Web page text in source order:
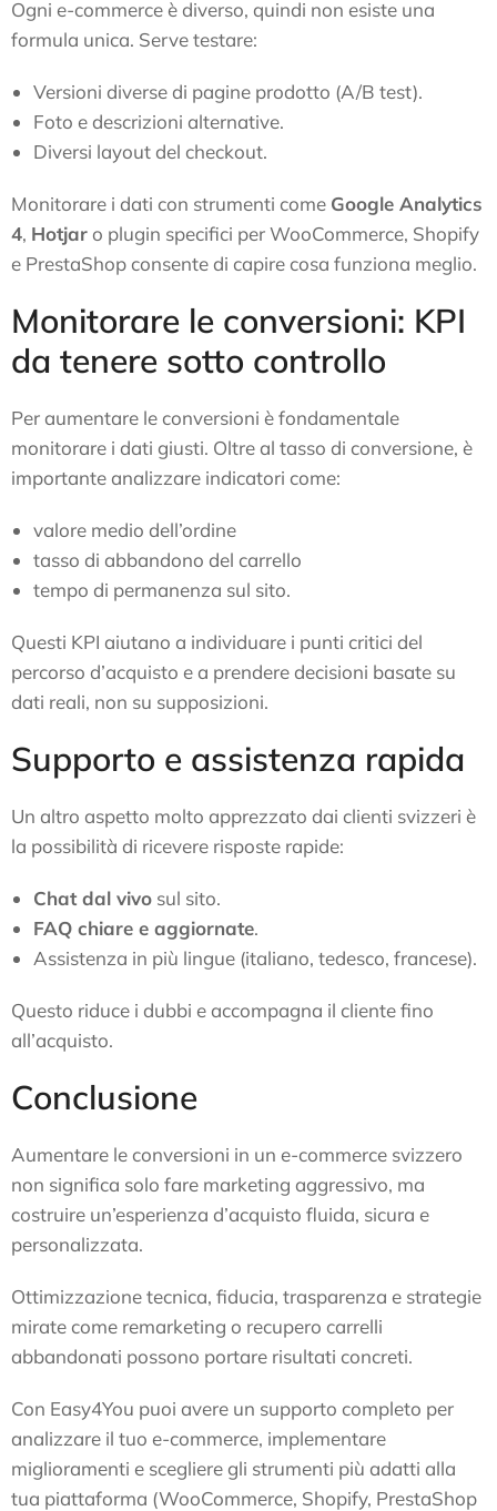
Ogni e-commerce è diverso, quindi non esiste una
formula unica. Serve testare:
Versioni diverse di pagine prodotto (A/B test).
Foto e descrizioni alternative.
Diversi layout del checkout.
Monitorare i dati con strumenti come Google Analytics
4, Hotjaro plugin specifici per WooCommerce, Shopify
e PrestaShop consente di capire cosa funziona meglio.
Monitorare le conversioni: KPI
da tenere sotto controllo
Per aumentare le conversioni è fondamentale
monitorare i dati giusti. Oltre al tasso di conversione, è
importante analizzare indicatori come:
valore medio dell’ordine
tasso di abbandono del carrello
tempo di permanenza sul sito.
Questi KPI aiutano a individuare i punti critici del
percorso d’acquisto e a prendere decisioni basate su
dati reali, non su supposizioni.
Supporto e assistenza rapida
Un altro aspetto molto apprezzato dai clienti svizzeri è
la possibilità di ricevere risposte rapide:
Chat dal vivo sul sito.
FAQ chiare e aggiornate.
Assistenza in più lingue (italiano, tedesco, francese).
Questo riduce i dubbi e accompagna il cliente fino
all’acquisto.
Conclusione
Aumentare le conversioni in un e-commerce svizzero
non significa solo fare marketing aggressivo, ma
costruire un’esperienza d’acquisto fluida, sicura e
personalizzata.
Ottimizzazione tecnica, fiducia, trasparenza e strategie
mirate come remarketing o recupero carrelli
abbandonati possono portare risultati concreti.
Con Easy4You puoi avere un supporto completo per
analizzare il tuo e-commerce, implementare
miglioramenti e scegliere gli strumenti più adatti alla
tua piattaforma (WooCommerce, Shopify, PrestaShop